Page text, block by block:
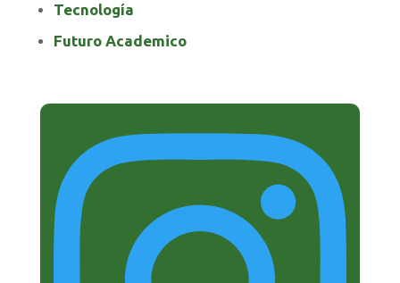
Tecnología
Futuro Academico